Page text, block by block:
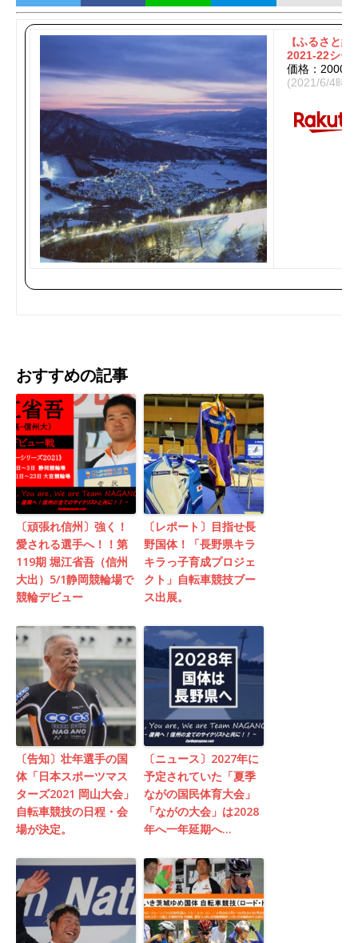
【ふるさと納
2021-22シー
価格：
(2021/6/4時
おすすめの記事
〔頑張れ信州〕強く！
愛される選手へ！！第
119期 堀江省吾（信州
大出）5/1静岡競輪場で
競輪デビュー
〔レポート〕目指せ長
野国体！「長野県キラ
キラっ子育成プロジェ
クト」自転車競技ブー
ス出展。
〔告知〕壮年選手の国
体「日本スポーツマス
ターズ2021 岡山大会」
自転車競技の日程・会
場が決定。
〔ニュース〕2027年に
予定されていた「夏季
ながの国民体育大会」
「ながの大会」は2028
年へ一年延期へ…